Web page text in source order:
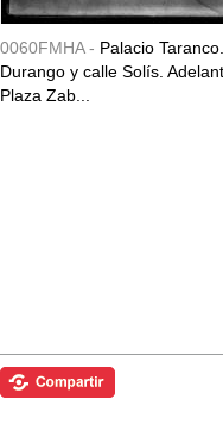
0060FMHA - Palacio
Durango y calle Solís.
Plaza Zab...